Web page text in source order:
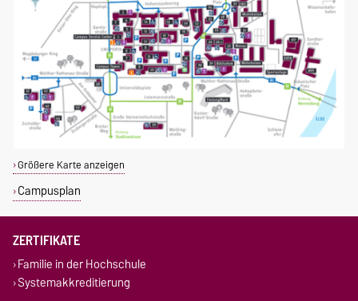
Größere Karte anzeigen
Campusplan
ZERTIFIKATE
Familie in der Hochschule
Systemakkreditierung